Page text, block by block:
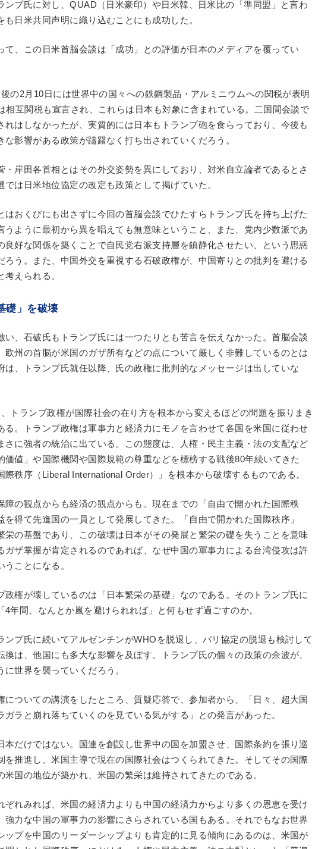
ンプ氏に対し、QUAD（日米豪印）や日米韓、日米比の「準同盟」と言わ
も日米共同声明に織り込むことにも成功した。
て、この日米首脳会談は「成功」との評価が日本のメディアを覆ってい
の2月10日には世界中の国々への鉄鋼製品・アルミニウムへの関税が表明
相互関税も宣言され、これらは日本も対象に含まれている。二国間会談で
れはしなかったが、実質的には日本もトランプ砲を食らっており、今後も
な影響がある政策が躊躇なく打ち出されていくだろう。
・岸田各首相とはその外交姿勢を異にしており、対米自立論者であるとさ
では日米地位協定の改定も政策として掲げていた。
はおくびにも出さずに今回の首脳会談でひたすらトランプ氏を持ち上げた
うように最初から異を唱えても無意味ということ、また、党内少数派であ
良好な関係を築くことで自民党右派支持層を鎮静化させたい、という思惑
ろう。また、中国外交を重視する石破政権が、中国寄りとの批判を避ける
考えられる。
礎」を破壊
い、石破氏もトランプ氏には一つたりとも苦言を伝えなかった。首脳会談
欧州の首脳が米国のガザ所有などの点について厳しく非難しているのとは
は、トランプ氏就任以降、氏の政権に批判的なメッセージは出していな
トランプ政権が国際社会の在り方を根本から変えるほどの問題を振りまき
る。トランプ政権は軍事力と経済力にモノを言わせて各国を米国に従わせ
さに強者の統治に出ている。この態度は、人権・民主主義・法の支配など
価値」や国際機関や国際規範の尊重などを標榜する戦後80年続いてきた
際秩序（Liberal International Order）」を根本から破壊するものである。
障の観点からも経済の観点からも、現在までの「自由で開かれた国際秩
を得て先進国の一員として発展してきた。「自由で開かれた国際秩序」
栄の基盤であり、この破壊は日本がその発展と繁栄の礎を失うことを意味
ガザ掌握が肯定されるのであれば、なぜ中国の軍事力による台湾侵攻は許
うことになる。
政権が壊しているのは「日本繁栄の基礎」なのである。そのトランプ氏に
4年間、なんとか嵐を避けられれば」と何もせず過ごすのか。
ンプ氏に続いてアルゼンチンがWHOを脱退し、パリ協定の脱退も検討して
換は、他国にも多大な影響を及ぼす。トランプ氏の個々の政策の余波が、
に世界を襲っていくだろう。
についての講演をしたところ、質疑応答で、参加者から、「日々、超大国
ガラと崩れ落ちていくのを見ている気がする」との発言があった。
本だけではない。国連を創設し世界中の国を加盟させ、国際条約を張り巡
を推進し、米国主導で現在の国際社会はつくられてきた。そしてその国際
米国の地位が築かれ、米国の繁栄は維持されてきたのである。
ぞれみれば、米国の経済力よりも中国の経済力からより多くの恩恵を受け
強力な中国の軍事力の影響にさらされている国もある。それでもなお世界
ップを中国のリーダーシップよりも肯定的に見る傾向にあるのは、米国が